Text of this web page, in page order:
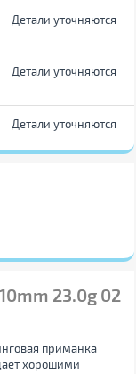
Детали уточняются
Детали уточняются
Детали уточняются
23.0g 02
приманка
хорошими